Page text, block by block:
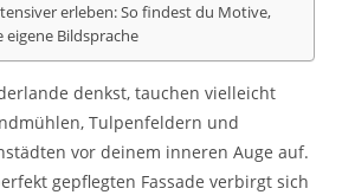
erleben: So findest du Motive,
Bildsprache
denkst, tauchen vielleicht
Tulpenfeldern und
vor deinem inneren Auge auf.
gepflegten Fassade verbirgt sich